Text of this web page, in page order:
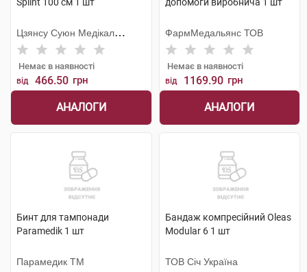
Цзянсу Суюн Медікал
Метіріалс
Немає в наявності
від 466.50 грн
АНАЛОГИ
ФармМедальянс ТОВ
Немає в наявності
від 1169.90 грн
АНАЛОГИ
Бинт для тампонади
Paramedik 1 шт
Парамедик ТМ
Бандаж компресійний Oleas
Modular 6 1 шт
ТОВ Січ Україна